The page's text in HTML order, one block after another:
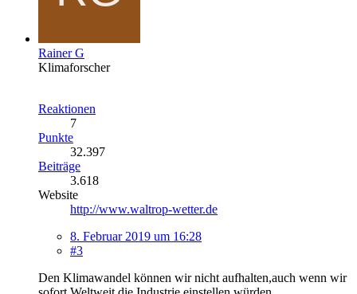
Rainer G
Klimaforscher
Reaktionen
7
Punkte
32.397
Beiträge
3.618
Website
http://www.waltrop-wetter.de
8. Februar 2019 um 16:28
#3
Den Klimawandel können wir nicht aufhalten,auch wenn wir